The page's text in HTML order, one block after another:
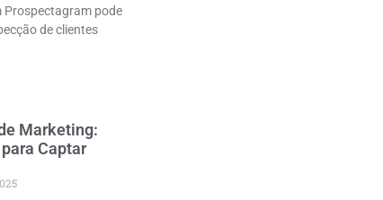
Prospectagram pode
de clientes
Marketing:
Captar